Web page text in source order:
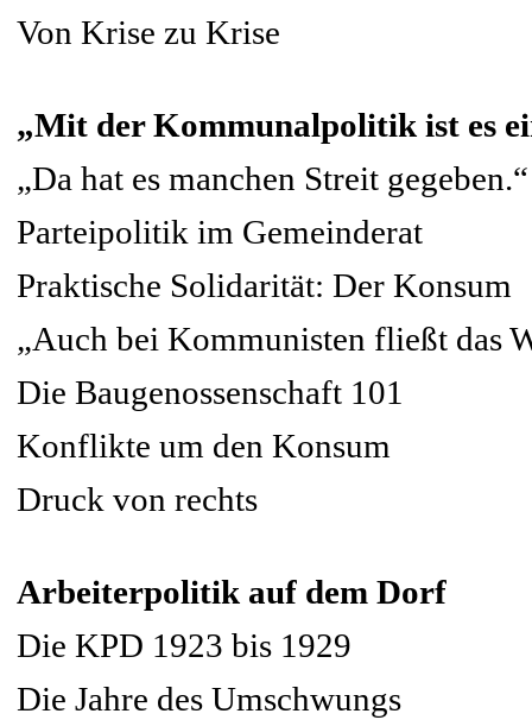
Von Krise zu Krise
„Mit der Kommunalpolitik ist es
„Da hat es manchen Streit gegeben.“
Parteipolitik im Gemeinderat
Praktische Solidarität: Der Konsum
„Auch bei Kommunisten fließt das
Die Baugenossenschaft 101
Konflikte um den Konsum
Druck von rechts
Arbeiterpolitik auf dem Dorf
Die KPD 1923 bis 1929
Die Jahre des Umschwungs